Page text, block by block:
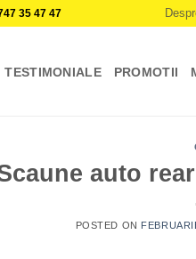
35 47 47
TESTIMONIALE PROMOTII
auto
POSTED ON